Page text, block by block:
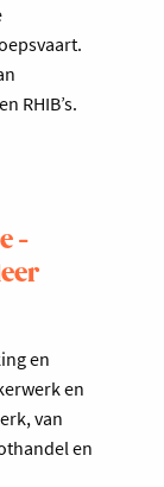
RHIB’s.
-
en
en
van
en